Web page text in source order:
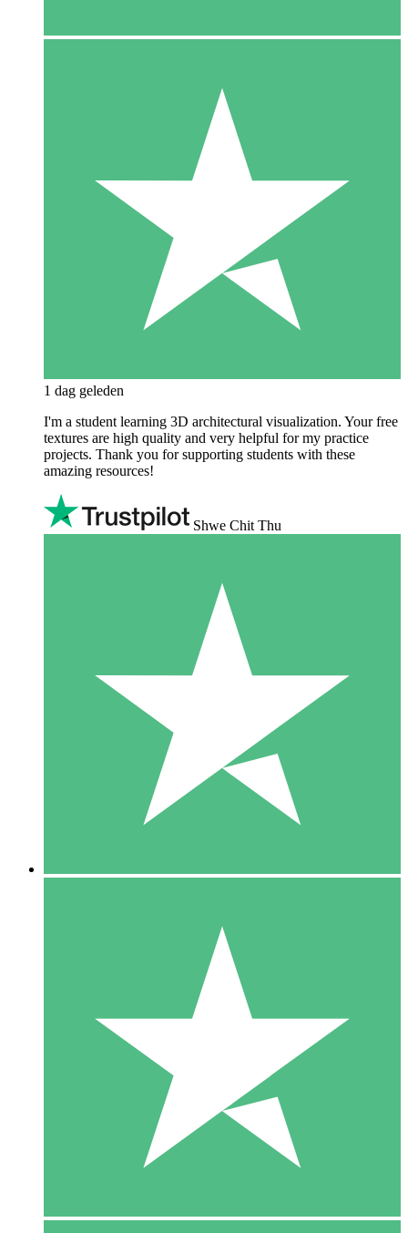
1 dag geleden
I'm a student learning 3D architectural visualization. Your free
textures are high quality and very helpful for my practice
projects. Thank you for supporting students with these
amazing resources!
Shwe Chit Thu